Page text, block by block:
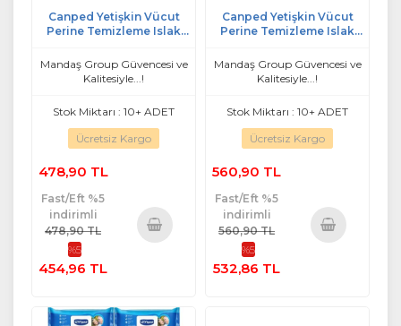
Canped Yetişkin Vücut
Perine Temizleme Islak
(5 Li Set) Plastik Kapaklı
Mandaş Group Güvencesi ve
Kalitesiyle...!
Stok Miktarı : 10+ ADET
Ücretsiz Kargo
478,90 TL
Fast/Eft %5
indirimli
478,90 TL
%5
454,96 TL
Canped Yetişkin Vücut
Perine Temizleme Islak
(6 Lı Set) Plastik Kapaklı
Mandaş Group Güvencesi ve
Kalitesiyle...!
Stok Miktarı : 10+ ADET
Ücretsiz Kargo
560,90 TL
Fast/Eft %5
indirimli
560,90 TL
%5
532,86 TL